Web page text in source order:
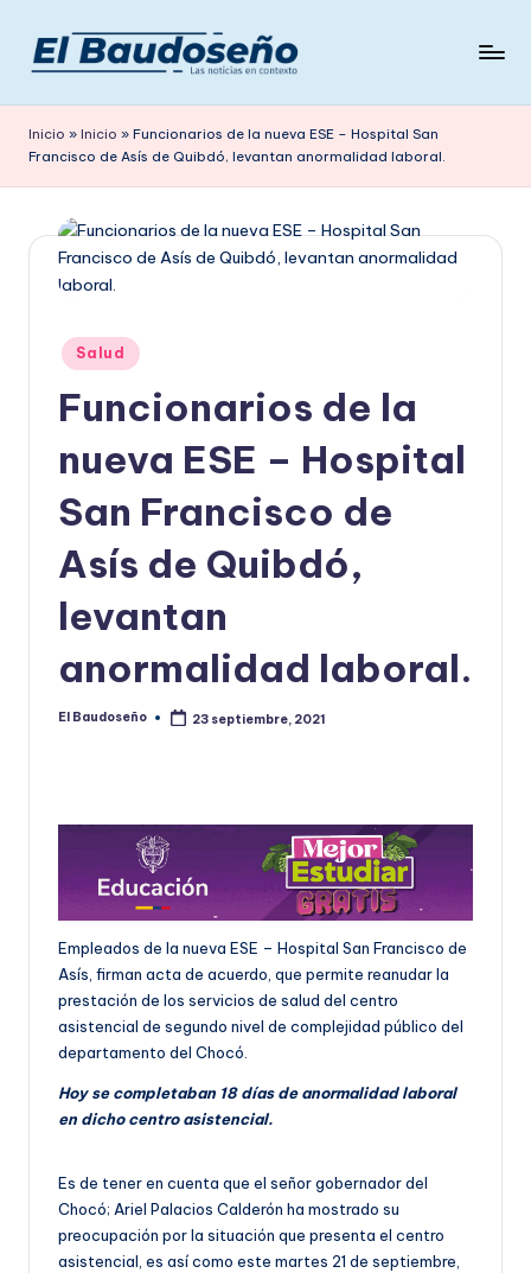
Saltar
contenido
e
ri
d
en
Inicio » Inicio » Funcionarios de la nueva ESE – Hospital San
Francisco de Asís de Quibdó, levantan anormalidad laboral.
Publicado
en
Salud
Funcionarios de la
nueva ESE – Hospital
San Francisco de
Asís de Quibdó,
levantan
anormalidad laboral.
Publicado
El Baudoseño 23 septiembre, 2021
Empleados de la nueva ESE – Hospital San Francisco de
Asís, firman acta de acuerdo, que permite reanudar la
prestación de los servicios de salud del centro
asistencial de segundo nivel de complejidad público del
departamento del Chocó.
Hoy se completaban 18 días de anormalidad laboral
en dicho centro asistencial.
Es de tener en cuenta que el señor gobernador del
Chocó; Ariel Palacios Calderón ha mostrado su
preocupación por la situación que presenta el centro
asistencial, es así como este martes 21 de septiembre,